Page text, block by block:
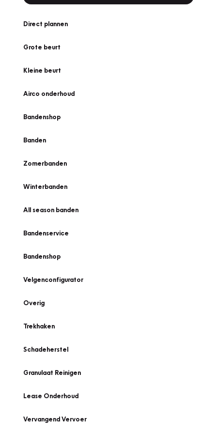
Direct plannen
Grote beurt
Kleine beurt
Airco onderhoud
Bandenshop
Banden
Zomerbanden
Winterbanden
All season banden
Bandenservice
Bandenshop
Velgenconfigurator
Overig
Trekhaken
Schadeherstel
Granulaat Reinigen
Lease Onderhoud
Vervangend Vervoer